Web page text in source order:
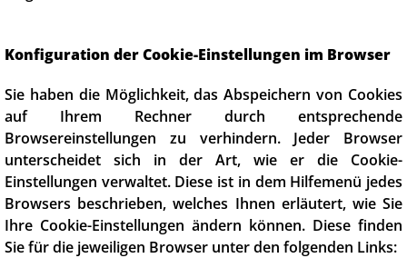
Konfiguration der Cookie-Einstellungen im Browser
Sie haben die Möglichkeit, das Abspeichern von Cookies
auf Ihrem Rechner durch entsprechende
Browsereinstellungen zu verhindern. Jeder Browser
unterscheidet sich in der Art, wie er die Cookie-
Einstellungen verwaltet. Diese ist in dem Hilfemenü jedes
Browsers beschrieben, welches Ihnen erläutert, wie Sie
Ihre Cookie-Einstellungen ändern können. Diese finden
Sie für die jeweiligen Browser unter den folgenden Links: